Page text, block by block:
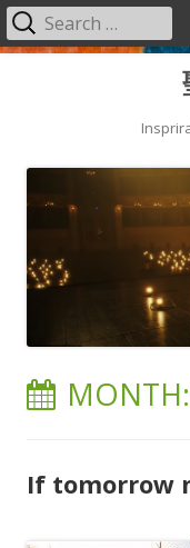
Primary
MONTH:
If tomorrow